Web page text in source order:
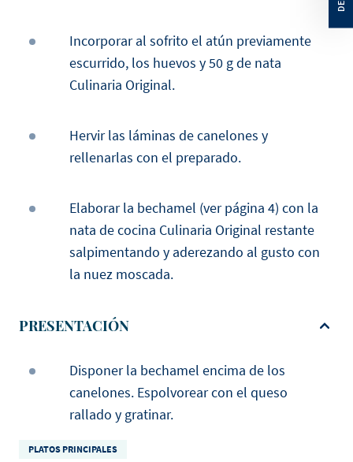
Incorporar al sofrito el atún previamente
escurrido, los huevos y 50 g de nata
Culinaria Original.
Hervir las láminas de canelones y
rellenarlas con el preparado.
Elaborar la bechamel (ver página 4) con la
nata de cocina Culinaria Original restante
salpimentando y aderezando al gusto con
la nuez moscada.
PRESENTACIÓN
Disponer la bechamel encima de los
canelones. Espolvorear con el queso
rallado y gratinar.
PLATOS PRINCIPALES